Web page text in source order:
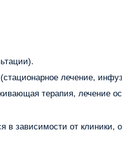
лечение,
терапия, лечение
в зависимости от